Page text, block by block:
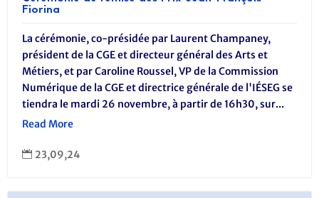
Fiorina
La cérémonie, co-présidée par Laurent Champaney,
président de la CGE et directeur général des Arts et
Métiers, et par Caroline Roussel, VP de la Commission
Numérique de la CGE et directrice générale de l'IÉSEG se
tiendra le mardi 26 novembre, à partir de 16h30, sur...
Read More
 23,09,24